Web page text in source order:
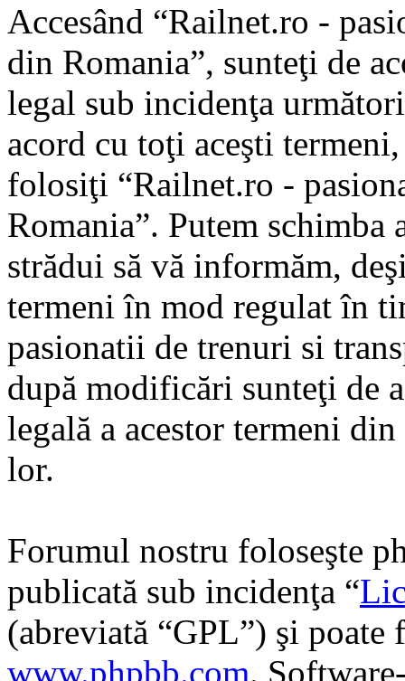
Accesând “Railnet.ro -
din Romania”, sunteţi de
legal sub incidenţa
acord cu toţi aceşti
folosiţi “Railnet.ro -
Romania”. Putem
strădui să vă informăm,
termeni în mod regulat în
pasionatii de trenuri si
după modificări sunteţi de
legală a acestor termeni
lor.
Forumul nostru foloseşte
publicată sub incidenţa “
(abreviată “GPL”) şi poate
www.phpbb.com.